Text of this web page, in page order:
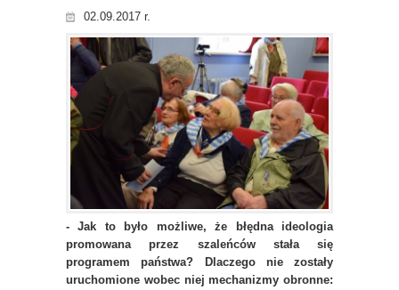
02.09.2017 r.
- Jak to było możliwe, że błędna ideologia
promowana przez szaleńców stała się
programem państwa? Dlaczego nie zostały
uruchomione wobec niej mechanizmy obronne: